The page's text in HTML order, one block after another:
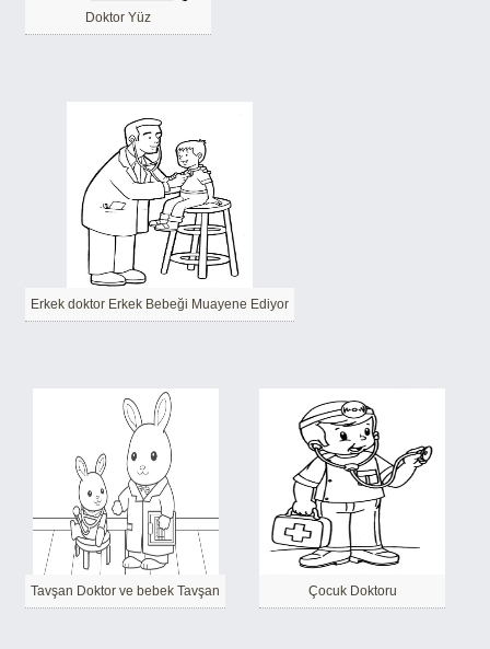
Doktor Yüz
Erkek doktor Erkek Bebeği Muayene Ediyor
Tavşan Doktor ve bebek Tavşan Çocuk Doktoru